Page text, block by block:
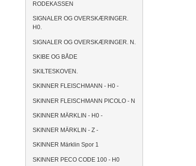
RODEKASSEN
SIGNALER OG OVERSKÆRINGER.
H0.
SIGNALER OG OVERSKÆRINGER. N.
SKIBE OG BÅDE
SKILTESKOVEN.
SKINNER FLEISCHMANN - H0 -
SKINNER FLEISCHMANN PICOLO - N
SKINNER MÄRKLIN - H0 -
SKINNER MÄRKLIN - Z -
SKINNER Märklin Spor 1
SKINNER PECO CODE 100 - H0